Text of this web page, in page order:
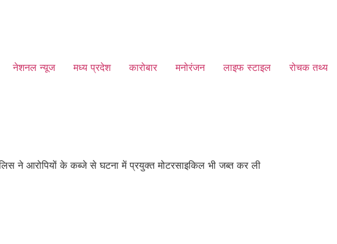
नेशनल न्यूज मध्य प्रदेश कारोबार मनोरंजन लाइफ स्टाइल रोचक तथ्य
ने आरोपियों के कब्जे से घटना में प्रयुक्त मोटरसाइकिल भी जब्त कर ली